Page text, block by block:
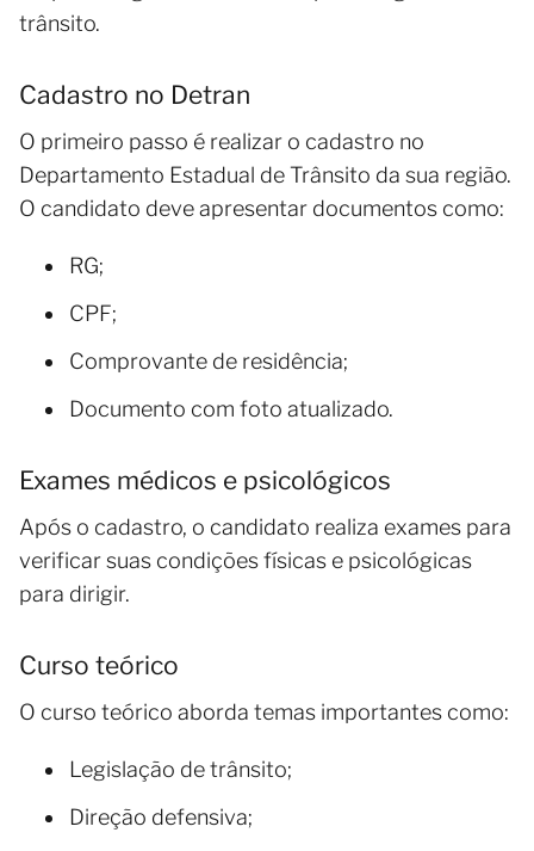
trânsito.
Cadastro no Detran
O primeiro passo é realizar o cadastro no
Departamento Estadual de Trânsito da sua região.
O candidato deve apresentar documentos como:
RG;
CPF;
Comprovante de residência;
Documento com foto atualizado.
Exames médicos e psicológicos
Após o cadastro, o candidato realiza exames para
verificar suas condições físicas e psicológicas
para dirigir.
Curso teórico
O curso teórico aborda temas importantes como:
Legislação de trânsito;
Direção defensiva;